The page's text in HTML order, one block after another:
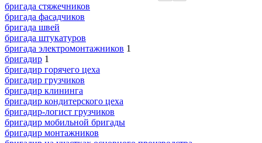
бригада стяжечников
бригада фасадчиков
бригада швей
бригада штукатуров
бригада электромонтажников 1
бригадир 1
бригадир горячего цеха
бригадир грузчиков
бригадир клининга
бригадир кондитерского цеха
бригадир-логист грузчиков
бригадир мобильной бригады
бригадир монтажников